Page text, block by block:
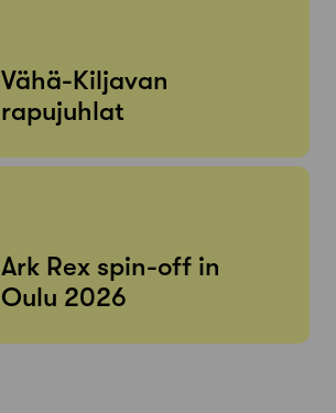
Vähä-Kiljavan
rapujuhlat
Ark Rex spin-off in
Oulu 2026